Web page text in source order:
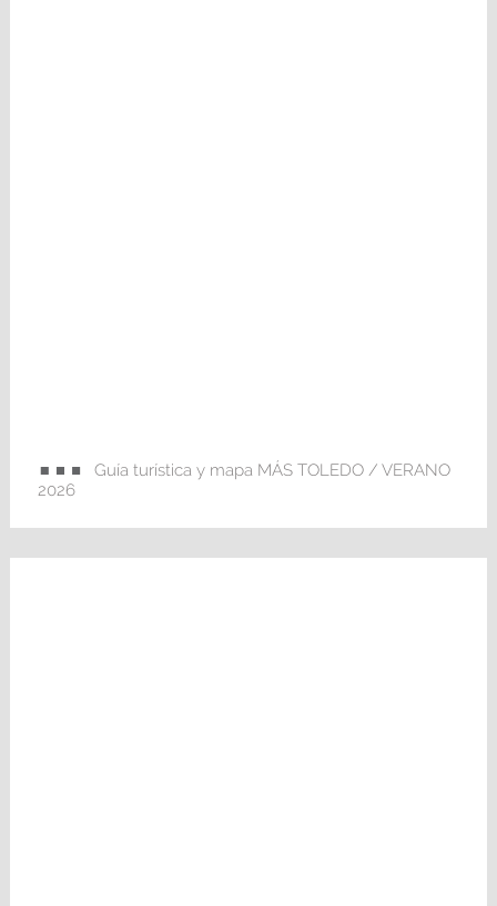
Guía turística y mapa MÁS TOLEDO / VERANO
2026